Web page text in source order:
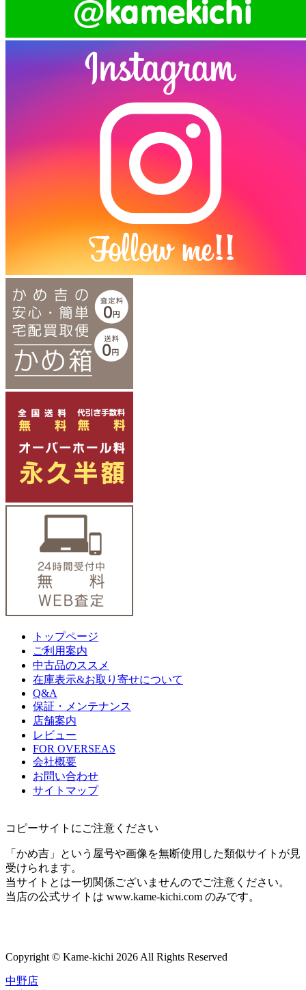
トップページ
ご利用案内
中古品のススメ
在庫表示&お取り寄せについて
Q&A
保証・メンテナンス
店舗案内
レビュー
FOR OVERSEAS
会社概要
お問い合わせ
サイトマップ
コピーサイトにご注意ください
「かめ吉」という屋号や画像を無断使用した類似サイトが見
受けられます。
当サイトとは一切関係ございませんのでご注意ください。
当店の公式サイトは www.kame-kichi.com のみです。
Copyright © Kame-kichi 2026 All Rights Reserved
中野店